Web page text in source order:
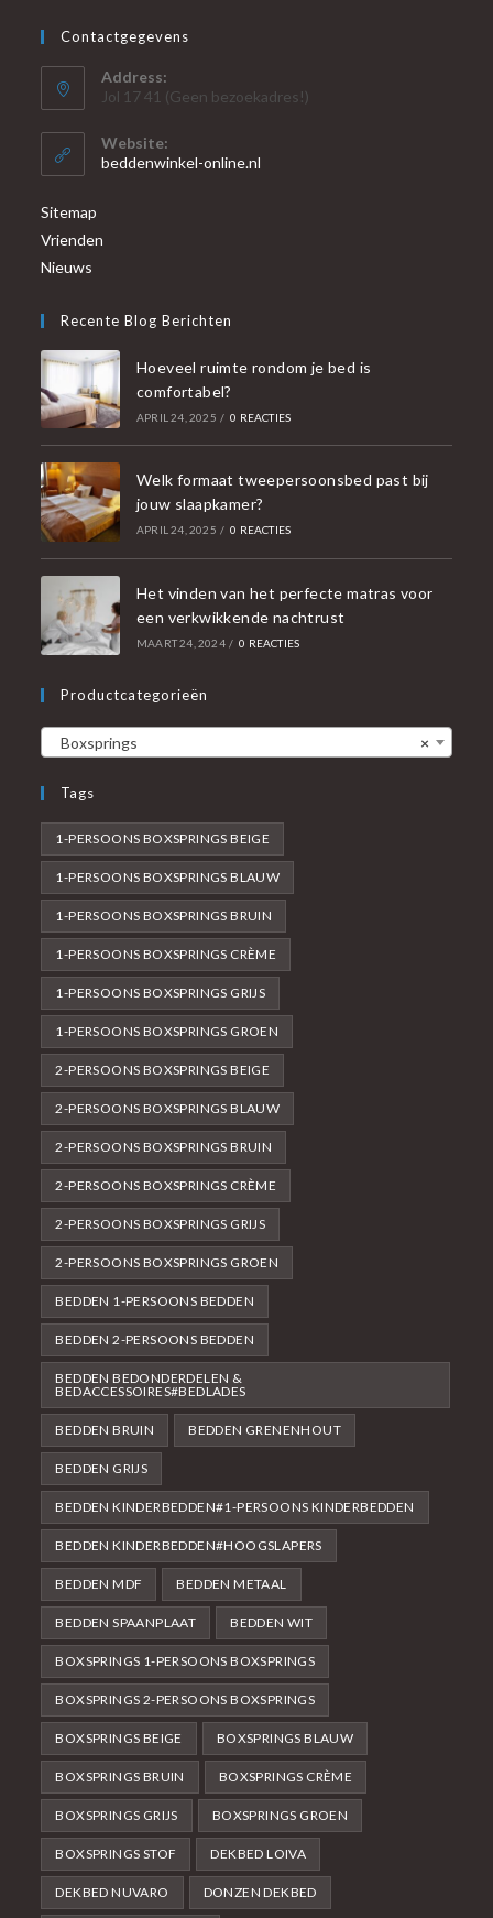
Contactgegevens
Address:
Jol 17 41 (Geen bezoekadres!)
Website:
beddenwinkel-online.nl
Sitemap
Vrienden
Nieuws
Recente Blog Berichten
Hoeveel ruimte rondom je bed is
comfortabel?
APRIL 24, 2025 / 0 REACTIES
Welk formaat tweepersoonsbed past bij
jouw slaapkamer?
APRIL 24, 2025 / 0 REACTIES
Het vinden van het perfecte matras voor
een verkwikkende nachtrust
MAART 24, 2024 / 0 REACTIES
Productcategorieën
×
Boxsprings
Tags
1-PERSOONS BOXSPRINGS BEIGE
1-PERSOONS BOXSPRINGS BLAUW
1-PERSOONS BOXSPRINGS BRUIN
1-PERSOONS BOXSPRINGS CRÈME
1-PERSOONS BOXSPRINGS GRIJS
1-PERSOONS BOXSPRINGS GROEN
2-PERSOONS BOXSPRINGS BEIGE
2-PERSOONS BOXSPRINGS BLAUW
2-PERSOONS BOXSPRINGS BRUIN
2-PERSOONS BOXSPRINGS CRÈME
2-PERSOONS BOXSPRINGS GRIJS
2-PERSOONS BOXSPRINGS GROEN
BEDDEN 1-PERSOONS BEDDEN
BEDDEN 2-PERSOONS BEDDEN
BEDDEN BEDONDERDELEN &
BEDACCESSOIRES#BEDLADES
BEDDEN BRUIN BEDDEN GRENENHOUT
BEDDEN GRIJS
BEDDEN KINDERBEDDEN#1-PERSOONS KINDERBEDDEN
BEDDEN KINDERBEDDEN#HOOGSLAPERS
BEDDEN MDF BEDDEN METAAL
BEDDEN SPAANPLAAT BEDDEN WIT
BOXSPRINGS 1-PERSOONS BOXSPRINGS
BOXSPRINGS 2-PERSOONS BOXSPRINGS
BOXSPRINGS BEIGE BOXSPRINGS BLAUW
BOXSPRINGS BRUIN BOXSPRINGS CRÈME
BOXSPRINGS GRIJS BOXSPRINGS GROEN
BOXSPRINGS STOF DEKBED LOIVA
DEKBED NUVARO DONZEN DEKBED